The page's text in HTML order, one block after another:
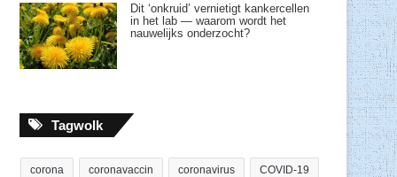
Dit ‘onkruid’ vernietigt kankercellen
in het lab — waarom wordt het
nauwelijks onderzocht?
Tagwolk
corona coronavaccin coronavirus COVID-19